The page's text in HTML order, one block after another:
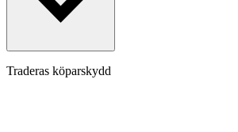
Traderas köparskydd